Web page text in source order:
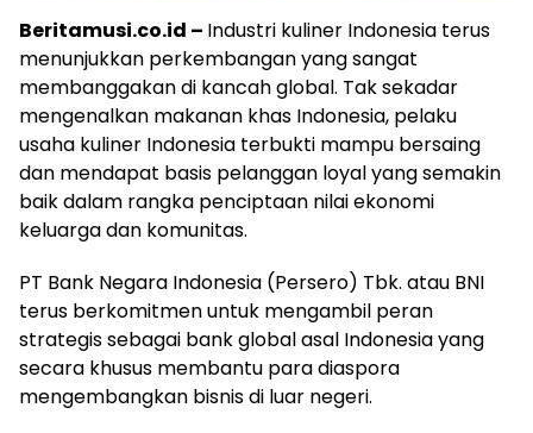
Beritamusi.co.id – Industri kuliner Indonesia terus
menunjukkan perkembangan yang sangat
membanggakan di kancah global. Tak sekadar
mengenalkan makanan khas Indonesia, pelaku
usaha kuliner Indonesia terbukti mampu bersaing
dan mendapat basis pelanggan loyal yang semakin
baik dalam rangka penciptaan nilai ekonomi
keluarga dan komunitas.
PT Bank Negara Indonesia (Persero) Tbk. atau BNI
terus berkomitmen untuk mengambil peran
strategis sebagai bank global asal Indonesia yang
secara khusus membantu para diaspora
mengembangkan bisnis di luar negeri.